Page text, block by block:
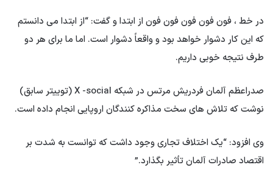
در خط ، فون فون فون فون فون از ابتدا و گفت: “از ابتدا می دانستم
که این کار دشوار خواهد بود و واقعاً دشوار است. اما ما برای هر دو
طرف نتیجه خوبی داریم.
صدراعظم آلمان فردریش مرتس در شبکه X -social (توییتر سابق)
نوشت که تلاش های سخت مذاکره کنندگان اروپایی انجام داده است.
وی افزود: “یک اختلاف تجاری وجود داشت که توانست به شدت بر
اقتصاد صادرات آلمان تأثیر بگذارد.”